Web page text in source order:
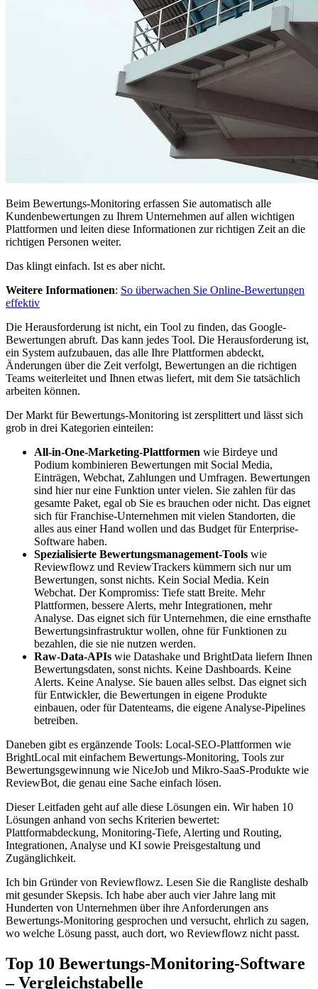
Beim Bewertungs-Monitoring erfassen Sie automatisch alle
Kundenbewertungen zu Ihrem Unternehmen auf allen wichtigen
Plattformen und leiten diese Informationen zur richtigen Zeit an die
richtigen Personen weiter.
Das klingt einfach. Ist es aber nicht.
Weitere Informationen: So überwachen Sie Online-Bewertungen
effektiv
Die Herausforderung ist nicht, ein Tool zu finden, das Google-
Bewertungen abruft. Das kann jedes Tool. Die Herausforderung ist,
ein System aufzubauen, das alle Ihre Plattformen abdeckt,
Änderungen über die Zeit verfolgt, Bewertungen an die richtigen
Teams weiterleitet und Ihnen etwas liefert, mit dem Sie tatsächlich
arbeiten können.
Der Markt für Bewertungs-Monitoring ist zersplittert und lässt sich
grob in drei Kategorien einteilen:
All-in-One-Marketing-Plattformen wie Birdeye und
Podium kombinieren Bewertungen mit Social Media,
Einträgen, Webchat, Zahlungen und Umfragen. Bewertungen
sind hier nur eine Funktion unter vielen. Sie zahlen für das
gesamte Paket, egal ob Sie es brauchen oder nicht. Das eignet
sich für Franchise-Unternehmen mit vielen Standorten, die
alles aus einer Hand wollen und das Budget für Enterprise-
Software haben.
Spezialisierte Bewertungsmanagement-Tools wie
Reviewflowz und ReviewTrackers kümmern sich nur um
Bewertungen, sonst nichts. Kein Social Media. Kein
Webchat. Der Kompromiss: Tiefe statt Breite. Mehr
Plattformen, bessere Alerts, mehr Integrationen, mehr
Analyse. Das eignet sich für Unternehmen, die eine ernsthafte
Bewertungsinfrastruktur wollen, ohne für Funktionen zu
bezahlen, die sie nie nutzen werden.
Raw-Data-APIs wie Datashake und BrightData liefern Ihnen
Bewertungsdaten, sonst nichts. Keine Dashboards. Keine
Alerts. Keine Analyse. Sie bauen alles selbst. Das eignet sich
für Entwickler, die Bewertungen in eigene Produkte
einbauen, oder für Datenteams, die eigene Analyse-Pipelines
betreiben.
Daneben gibt es ergänzende Tools: Local-SEO-Plattformen wie
BrightLocal mit einfachem Bewertungs-Monitoring, Tools zur
Bewertungsgewinnung wie NiceJob und Mikro-SaaS-Produkte wie
ReviewBot, die genau eine Sache einfach lösen.
Dieser Leitfaden geht auf alle diese Lösungen ein. Wir haben 10
Lösungen anhand von sechs Kriterien bewertet:
Plattformabdeckung, Monitoring-Tiefe, Alerting und Routing,
Integrationen, Analyse und KI sowie Preisgestaltung und
Zugänglichkeit.
Ich bin Gründer von Reviewflowz. Lesen Sie die Rangliste deshalb
mit gesunder Skepsis. Ich habe aber auch vier Jahre lang mit
Hunderten von Unternehmen über ihre Anforderungen ans
Bewertungs-Monitoring gesprochen und versucht, ehrlich zu sagen,
wo welche Lösung passt, auch dort, wo Reviewflowz nicht passt.
Top 10 Bewertungs-Monitoring-Software
– Vergleichstabelle